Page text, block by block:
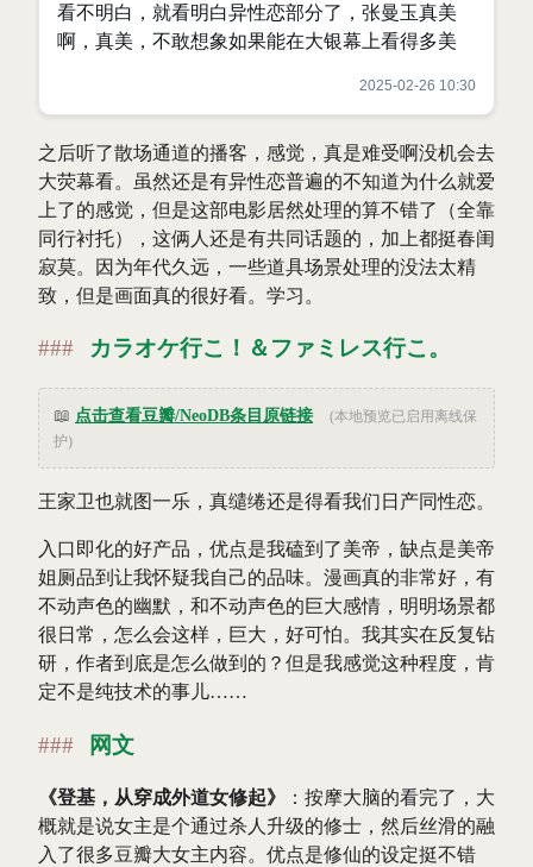
看不明白，就看明白异性恋部分了，张曼玉真美
啊，真美，不敢想象如果能在大银幕上看得多美
2025-02-26 10:30
之后听了散场通道的播客，感觉，真是难受啊没机会去
大荧幕看。虽然还是有异性恋普遍的不知道为什么就爱
上了的感觉，但是这部电影居然处理的算不错了（全靠
同行衬托），这俩人还是有共同话题的，加上都挺春闺
寂莫。因为年代久远，一些道具场景处理的没法太精
致，但是画面真的很好看。学习。
カラオケ行こ！＆ファミレス行こ。
📖 点击查看豆瓣/NeoDB条目原链接
(本地预览已启用离线保
护)
王家卫也就图一乐，真缱绻还是得看我们日产同性恋。
入口即化的好产品，优点是我磕到了美帝，缺点是美帝
姐厕品到让我怀疑我自己的品味。漫画真的非常好，有
不动声色的幽默，和不动声色的巨大感情，明明场景都
很日常，怎么会这样，巨大，好可怕。我其实在反复钻
研，作者到底是怎么做到的？但是我感觉这种程度，肯
定不是纯技术的事儿……
网文
《登基，从穿成外道女修起》
：按摩大脑的看完了，大
概就是说女主是个通过杀人升级的修士，然后丝滑的融
入了很多豆瓣大女主内容。优点是修仙的设定挺不错